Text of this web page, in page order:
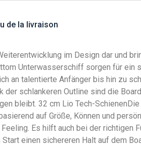
de la livraison
im Design dar und
Unterwasserschiff sorgen für ein
an talentierte Anfänger bis hin zu
schlankeren Outline sind die
bleibt. 32 cm Lio Tech-
auf Größe, Können und
Es hilft auch bei der richtigen
einen sichereren Halt auf dem